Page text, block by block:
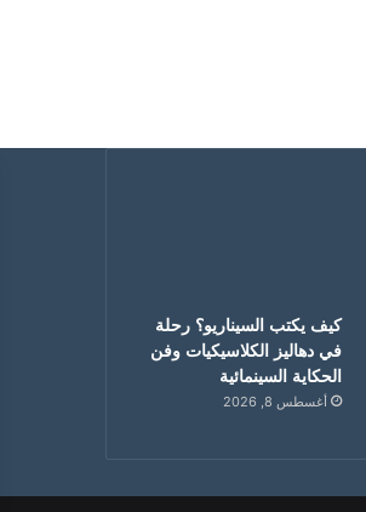
كيف يكتب السيناريو؟ رحلة
في دهاليز الكلاسيكيات وفن
الحكاية السينمائية
أغسطس 8, 2026